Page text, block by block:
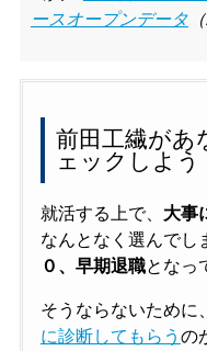
ースオープンデータ
前田工繊があ
ェックしよう
就活する上で、 大事
なんとなく選んでし
０、早期退職となっ
そうならないために
に診断してもらう の